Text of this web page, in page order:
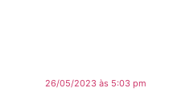
26/05/2023 às 5:03 pm